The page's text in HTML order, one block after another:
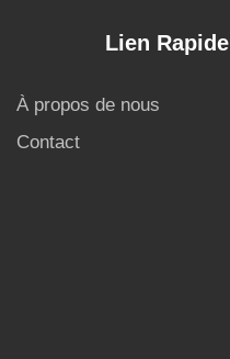
Lien Rapide
À propos de nous
Contact